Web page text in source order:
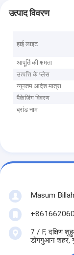
उत्पाद विवरण
हाई लाइट
आपूर्ति की क्षमता
उत्पत्ति के प्लेस
न्यूनतम आदेश मात्रा
पैकेजिंग विवरण
ब्रांड नाम
Masum Billah
7 / F, दक्षिण
डोंगगुआन शहर,